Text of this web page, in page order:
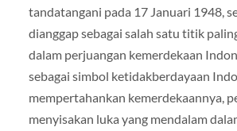
tandatangani pada 17 Januari 1948,
dianggap sebagai salah satu titik
dalam perjuangan kemerdekaan
sebagai simbol ketidakberdayaan
mempertahankan kemerdekaannya,
menyisakan luka yang mendalam